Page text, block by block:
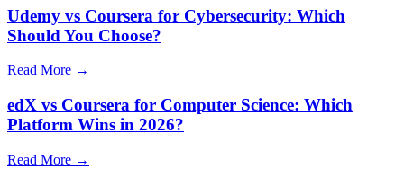
Udemy vs Coursera for Cybersecurity: Which
Should You Choose?
Read More →
edX vs Coursera for Computer Science: Which
Platform Wins in 2026?
Read More →